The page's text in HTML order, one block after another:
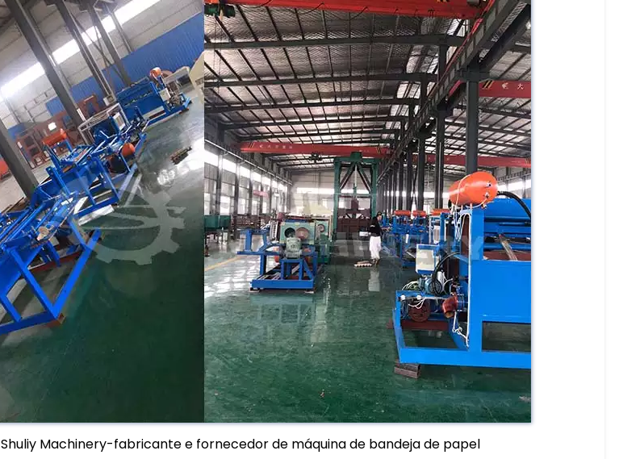
Shuliy Machinery-fabricante e fornecedor de máquina de bandeja de papel